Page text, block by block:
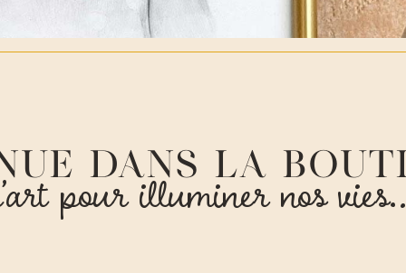
DANS LA
pour illuminer nos